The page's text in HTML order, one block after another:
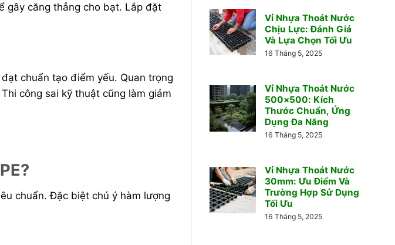
gây căng thẳng cho bạt. Lắp đặt
chuẩn tạo điểm yếu. Quan trọng
công sai kỹ thuật cũng làm giảm
chuẩn. Đặc biệt chú ý hàm lượng
Vỉ Nhựa Thoát Nước
Chịu Lực: Đánh Giá
Và Lựa Chọn Tối Ưu
16 Tháng 5, 2025
Vỉ Nhựa Thoát Nước
500×500: Kích
Thước Chuẩn, Ứng
Dụng Đa Năng
16 Tháng 5, 2025
Vỉ Nhựa Thoát Nước
30mm: Ưu Điểm Và
Trường Hợp Sử Dụng
Tối Ưu
16 Tháng 5, 2025